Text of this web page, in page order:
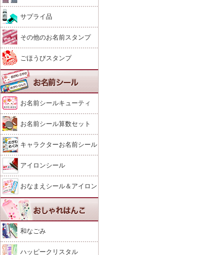
サプライ品
その他のお名前スタンプ
ごほうびスタンプ
お名前シールキューティ
お名前シール算数セット
キャラクターお名前シール
アイロンシール
おなまえシール＆アイロン
シール
和なごみ
ハッピークリスタル